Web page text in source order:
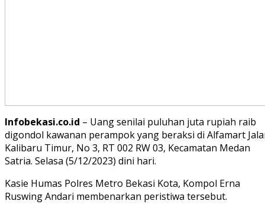
Infobekasi.co.id – Uang senilai puluhan juta rupiah raib
digondol kawanan perampok yang beraksi di Alfamart
Kalibaru Timur, No 3, RT 002 RW 03, Kecamatan Medan
Satria. Selasa (5/12/2023) dini hari.
Kasie Humas Polres Metro Bekasi Kota, Kompol Erna
Ruswing Andari membenarkan peristiwa tersebut.